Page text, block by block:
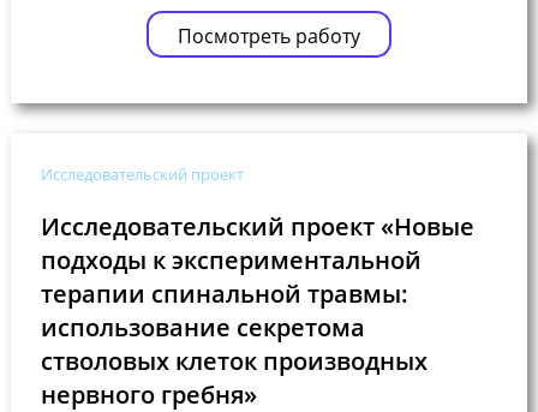
Посмотреть работу
Исследовательский проект
Исследовательский проект «Новые
подходы к экспериментальной
терапии спинальной травмы:
использование секретома
стволовых клеток производных
нервного гребня»